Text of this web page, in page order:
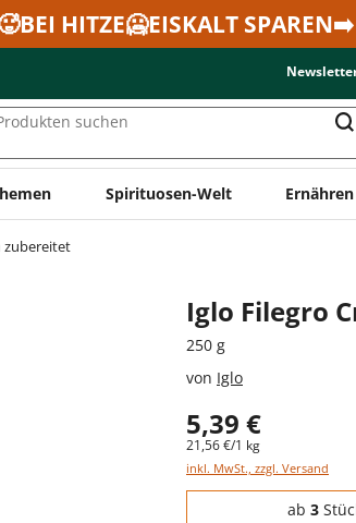
HITZE🥶EISKALT SPAREN➡️
suchen
Spirituosen-Welt Ernähren
zubereitet
Iglo Filegro
250 g
von Iglo
5,39 €
21,56 €/1 kg
inkl. MwSt., zzgl. Versand
Staffelpreise -
ab 3